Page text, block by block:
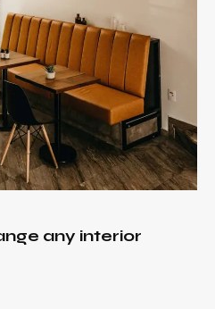
any interior